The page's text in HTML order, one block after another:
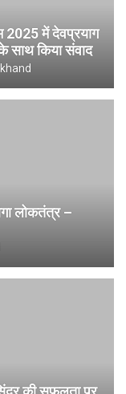
2025 में देवप्रयाग
साथ किया संवाद
लोकतंत्र –